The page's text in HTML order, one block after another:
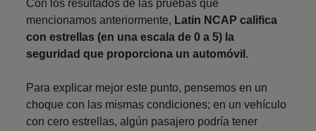
Con los resultados de las pruebas que
mencionamos anteriormente, Latin NCAP califica
con estrellas (en una escala de 0 a 5) la
seguridad que proporciona un automóvil .
Para explicar mejor este punto, pensemos en un
choque con las mismas condiciones; en un vehículo
con cero estrellas, algún pasajero podría tener